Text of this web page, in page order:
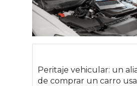
Peritaje vehicular: un
de comprar un carro